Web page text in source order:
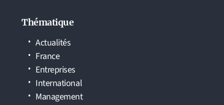
Thématique
Actualités
France
Entreprises
International
Management